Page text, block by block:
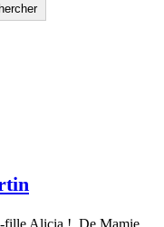
fille Alicia ! De Mamie